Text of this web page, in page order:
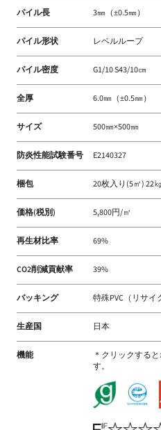
パイル長 3㎜（±0.5㎜）
パイル形状 レベルループ
パイル密度 G1/10 S43/10㎝
全厚 6.0㎜（±0.5㎜）
サイズ 500㎜×500㎜
防炎性能試験番号 E2140327
梱包 20枚入り(5㎡) 22㎏
価格(税別) 5,800円/㎡
再生材比率 69%
CO2削減貢献率 39%
バッキング 特殊PVC（リサイ
生産国 日本
機能
＊クリックする
す。